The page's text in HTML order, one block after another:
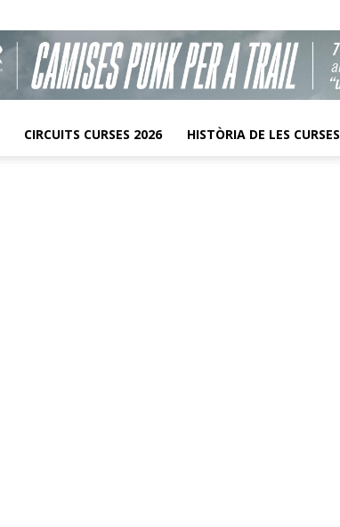
CIRCUITS CURSES 2026 HISTÒRIA DE LES CURSES